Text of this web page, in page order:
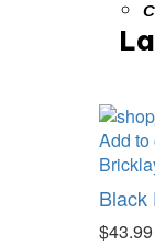
Add to
Black
$43.99